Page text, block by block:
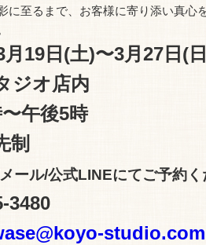
に至るまで、お客様に寄り添い真心
19日(土)〜3月27日(
ジオ店内
午後5時
制
ール/公式LINEにてご予約く
3480
studio.com